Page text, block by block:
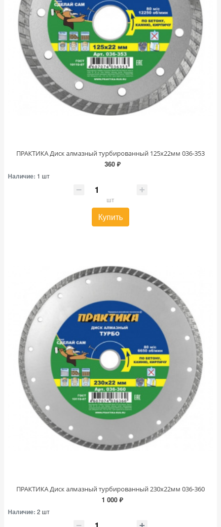
ПРАКТИКА Диск алмазный турбированный 125х22мм 036-353
360 ₽
Наличие: 1 шт
шт
Купить
ПРАКТИКА Диск алмазный турбированный 230х22мм 036-360
1 000 ₽
Наличие: 2 шт